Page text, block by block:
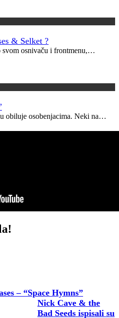
& Selket ?
svom osnivaču i frontmenu,…
obiluje osobenjacima. Neki na…
– “Space Hymns”
Nick Cave & the
Bad Seeds ispisali su